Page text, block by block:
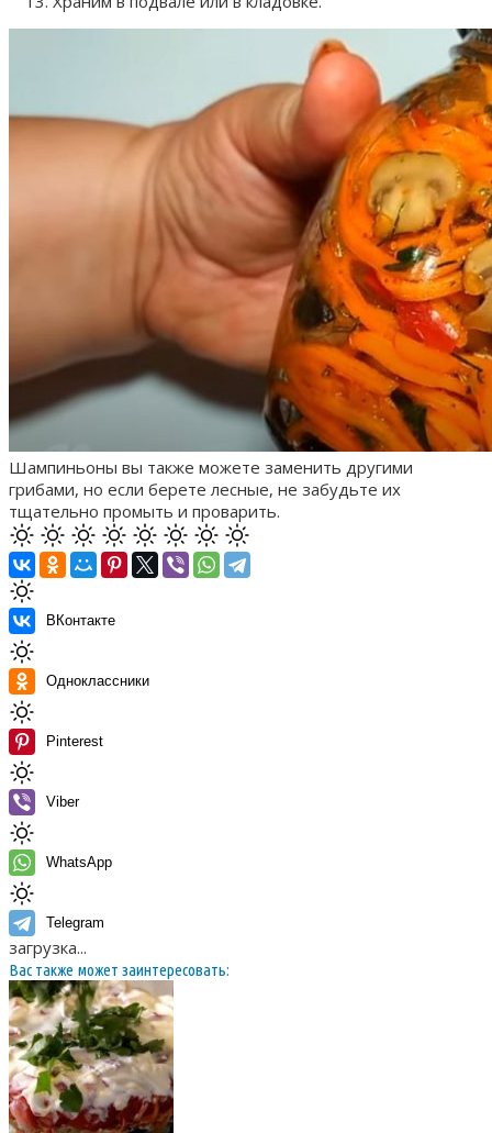
Шампиньоны вы также можете заменить другими
грибами, но если берете лесные, не забудьте их
тщательно промыть и проварить.
ВКонтакте
Одноклассники
Pinterest
Viber
WhatsApp
Telegram
загрузка...
Вас также может заинтересовать: